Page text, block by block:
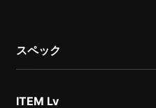
スペック
ITEM Lv